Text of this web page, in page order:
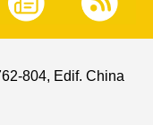
804, Edif. China